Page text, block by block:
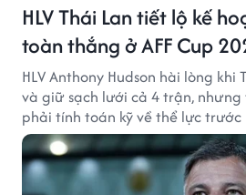
HLV Thái Lan tiết lộ kế
toàn thắng ở AFF Cup
HLV Anthony Hudson hài lòng
và giữ sạch lưới cả 4 trận,
phải tính toán kỹ về thể lực trước
2026.